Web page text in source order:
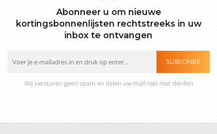
Abonneer u om nieuwe
kortingsbonnenlijsten rechtstreeks in uw
inbox te ontvangen
SUBSCRIBE
Wij versturen geen spam en delen uw mail niet met derden